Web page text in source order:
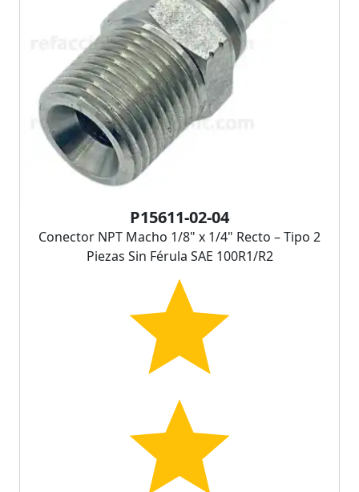
P15611-02-04
Conector NPT Macho 1/8" x 1/4" Recto – Tipo 2
Piezas Sin Férula SAE 100R1/R2